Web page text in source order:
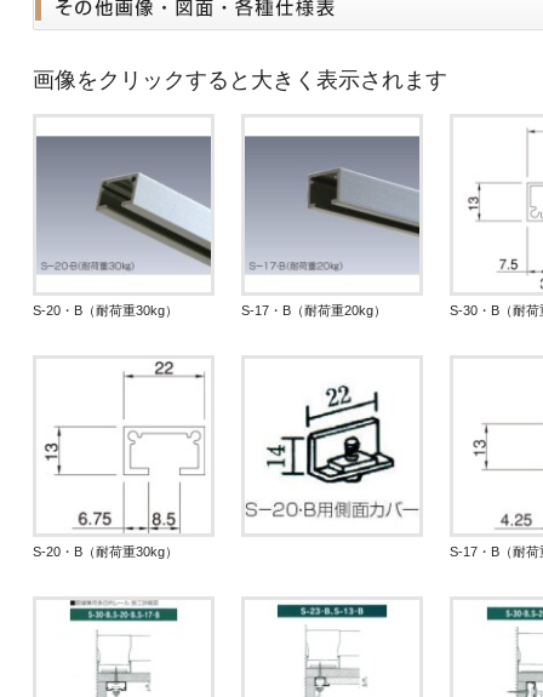
画像をクリックすると大きく表示されます
S-20・B（耐荷重30kg） S-17・B（耐荷重20kg） S-30・B（耐荷
S-20・B（耐荷重30kg） S-17・B（耐荷